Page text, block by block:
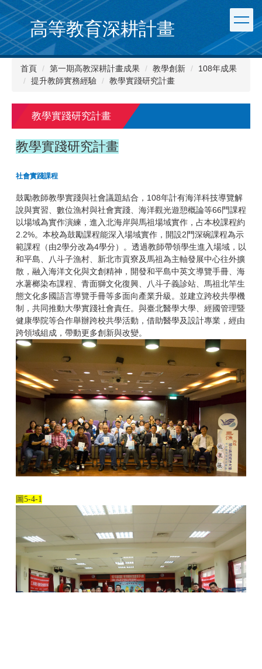
跳
到
主
要
內
高等教育深耕計畫
首頁 第一期高教深耕計畫成果 教學創新
108年成果
提升教師實務經驗
教學實踐研究計畫
教學實踐研究計畫
教學實踐研究計畫
社會實踐課程
鼓勵教師教學實踐與社會議題結合，108年計有海洋科技導覽解
說與實習、數位漁村與社會實踐、海洋觀光遊憩概論等66門課程
以場域為實作演練，進入北海岸與馬祖場域實作，占本校課程約
2.2%。本校為鼓勵課程能深入場域實作，開設2門深碗課程為示
範課程（由2學分改為4學分）。透過教師帶領學生進入場域，以
和平島、八斗子漁村、新北市貢寮及馬祖為主軸發展中心往外擴
散，融入海洋文化與文創精神，開發和平島中英文導覽手冊、海
水薯榔染布課程、青面獅文化復興、八斗子義診站、馬祖北竿生
態文化多國語言導覽手冊等多面向產業升級。並建立跨校共學機
制，共同推動大學實踐社會責任。與臺北醫學大學、經國管理暨
健康學院等合作舉辦跨校共學活動，借助醫學及設計專業，經由
跨領域組成，帶動更多創新與改變。
圖5-4-1